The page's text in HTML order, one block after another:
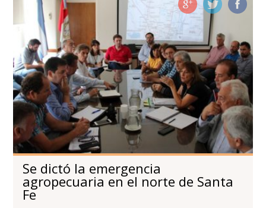
Se dictó la emergencia
agropecuaria en el norte de Santa
Fe